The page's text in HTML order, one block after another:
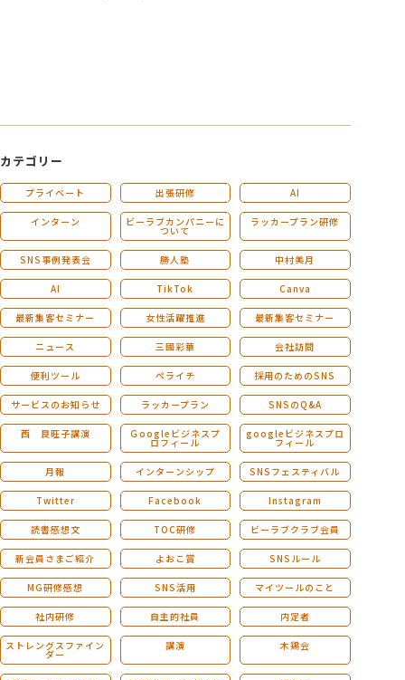
カテゴリー
プライベート 出張研修 AI
インターン ビーラブカンパニーに
ついて
ラッカープラン研修
SNS事例発表会 勝人塾 中村美月
AI TikTok Canva
最新集客セミナー 女性活躍推進 最新集客セミナー
ニュース 三國彩華 会社訪問
便利ツール ペライチ 採用のためのSNS
サービスのお知らせ ラッカープラン SNSのQ&A
西 良旺子講演 Ｇoogleビジネスプ
ロフィール
googleビジネスプロ
フィール
月報 インターンシップ SNSフェスティバル
Twitter Facebook Instagram
読書感想文 TOC研修 ビーラブクラブ会員
新会員さまご紹介 よおこ賞 SNSルール
MG研修感想 SNS活用 マイツールのこと
社内研修 自主的社員 内定者
ストレングスファイン
ダー
講演 木鶏会